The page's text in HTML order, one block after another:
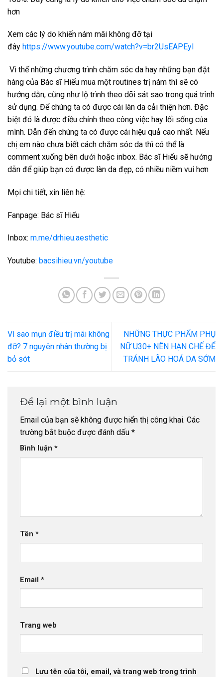
hơn
Xem các lý do khiến nám mãi không đỡ tại
đây https://www.youtube.com/watch?v=br2UsEAPEyI
Vì thế những chương trình chăm sóc da hay những bạn đặt
hàng của Bác sĩ Hiếu mua một routines trị nám thì sẽ có
hướng dẫn, cũng như lộ trình theo dõi sát sao trong quá trình
sử dụng. Để chúng ta có được cái làn da cải thiện hơn. Đặc
biệt đó là được điều chỉnh theo công việc hay lối sống của
mình. Dẫn đến chúng ta có được cái hiệu quả cao nhất. Nếu
chị em nào chưa biết cách chăm sóc da thì có thể là
comment xuống bên dưới hoặc inbox. Bác sĩ Hiếu sẽ hướng
dẫn để giúp bạn có được làn da đẹp, có nhiều niềm vui hơn
Mọi chi tiết, xin liên hệ:
Fanpage: Bác sĩ Hiếu
Inbox: m.me/drhieu.aesthetic
Youtube: bacsihieu.vn/youtube
Vì sao mụn điều trị mãi không
đỡ? 7 nguyên nhân thường bị
bỏ sót
NHỮNG THỰC PHẨM PHỤ
NỮ U30+ NÊN HẠN CHẾ ĐỂ
TRÁNH LÃO HOÁ DA SỚM
Để lại một bình luận
Email của bạn sẽ không được hiển thị công khai. Các
trường bắt buộc được đánh dấu *
Bình luận *
Tên *
Email *
Trang web
Lưu tên của tôi, email, và trang web trong trình